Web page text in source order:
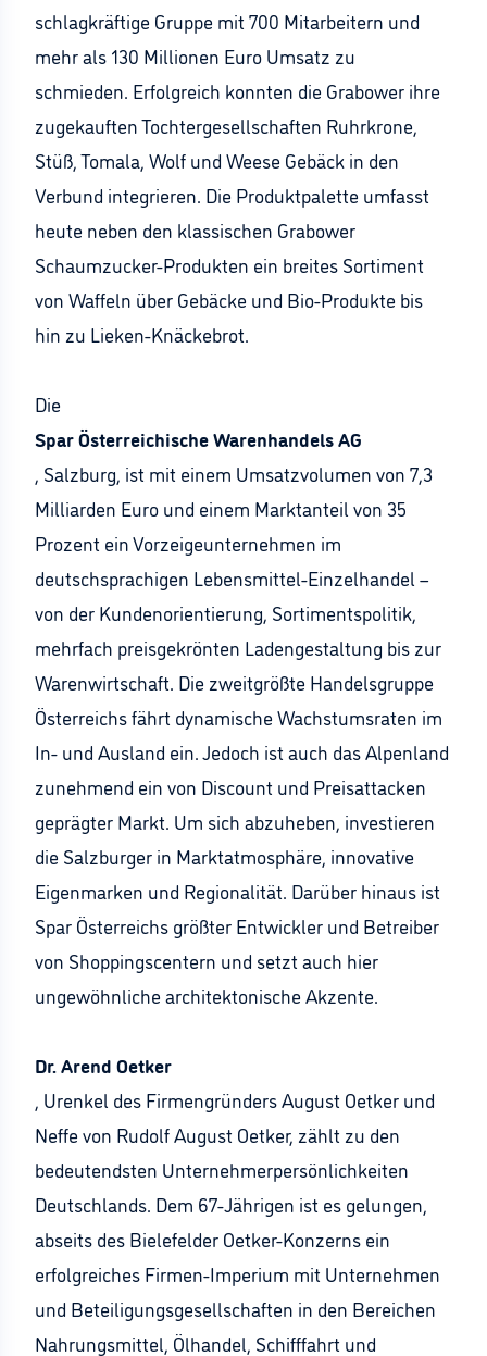
schlagkräftige Gruppe mit 700 Mitarbeitern und
mehr als 130 Millionen Euro Umsatz zu
schmieden. Erfolgreich konnten die Grabower ihre
zugekauften Tochtergesellschaften Ruhrkrone,
Stüß, Tomala, Wolf und Weese Gebäck in den
Verbund integrieren. Die Produktpalette umfasst
heute neben den klassischen Grabower
Schaumzucker-Produkten ein breites Sortiment
von Waffeln über Gebäcke und Bio-Produkte bis
hin zu Lieken-Knäckebrot.
Die
Spar Österreichische Warenhandels AG
, Salzburg, ist mit einem Umsatzvolumen von 7,3
Milliarden Euro und einem Marktanteil von 35
Prozent ein Vorzeigeunternehmen im
deutschsprachigen Lebensmittel-Einzelhandel –
von der Kundenorientierung, Sortimentspolitik,
mehrfach preisgekrönten Ladengestaltung bis zur
Warenwirtschaft. Die zweitgrößte Handelsgruppe
Österreichs fährt dynamische Wachstumsraten im
In- und Ausland ein. Jedoch ist auch das Alpenland
zunehmend ein von Discount und Preisattacken
geprägter Markt. Um sich abzuheben, investieren
die Salzburger in Marktatmosphäre, innovative
Eigenmarken und Regionalität. Darüber hinaus ist
Spar Österreichs größter Entwickler und Betreiber
von Shoppingscentern und setzt auch hier
ungewöhnliche architektonische Akzente.
Dr. Arend Oetker
, Urenkel des Firmengründers August Oetker und
Neffe von Rudolf August Oetker, zählt zu den
bedeutendsten Unternehmerpersönlichkeiten
Deutschlands. Dem 67-Jährigen ist es gelungen,
abseits des Bielefelder Oetker-Konzerns ein
erfolgreiches Firmen-Imperium mit Unternehmen
und Beteiligungsgesellschaften in den Bereichen
Nahrungsmittel, Ölhandel, Schifffahrt und